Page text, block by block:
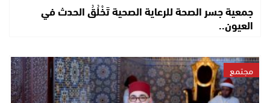
جمعية جسر الصحة للرعاية الصحية تَخْلُقُ الحدث في
العيون..
مجتمع